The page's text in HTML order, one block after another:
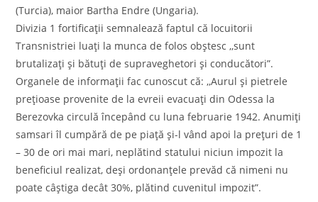
(Turcia), maior Bartha Endre (Ungaria).
Divizia 1 fortificații semnalează faptul că locuitorii
Transnistriei luați la munca de folos obștesc ,,sunt
brutalizați și bătuți de supraveghetori și conducători”.
Organele de informații fac cunoscut că: ,,Aurul și pietrele
prețioase provenite de la evreii evacuați din Odessa la
Berezovka circulă începând cu luna februarie 1942. Anumiți
samsari îl cumpără de pe piață și-l vând apoi la prețuri de 1
– 30 de ori mai mari, neplătind statului niciun impozit la
beneficiul realizat, deși ordonanțele prevăd că nimeni nu
poate câștiga decât 30%, plătind cuvenitul impozit”.